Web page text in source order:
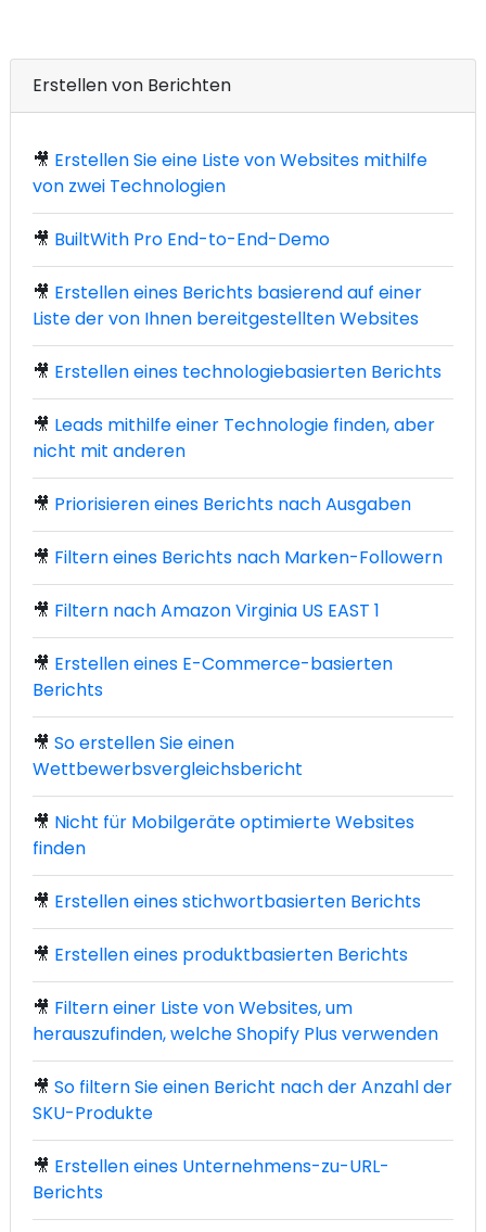
Erstellen von Berichten
🎥 Erstellen Sie eine Liste von Websites mithilfe
von zwei Technologien
🎥 BuiltWith Pro End-to-End-Demo
🎥 Erstellen eines Berichts basierend auf einer
Liste der von Ihnen bereitgestellten Websites
🎥 Erstellen eines technologiebasierten Berichts
🎥 Leads mithilfe einer Technologie finden, aber
nicht mit anderen
🎥 Priorisieren eines Berichts nach Ausgaben
🎥 Filtern eines Berichts nach Marken-Followern
🎥 Filtern nach Amazon Virginia US EAST 1
🎥 Erstellen eines E-Commerce-basierten
Berichts
🎥 So erstellen Sie einen
Wettbewerbsvergleichsbericht
🎥 Nicht für Mobilgeräte optimierte Websites
finden
🎥 Erstellen eines stichwortbasierten Berichts
🎥 Erstellen eines produktbasierten Berichts
🎥 Filtern einer Liste von Websites, um
herauszufinden, welche Shopify Plus verwenden
🎥 So filtern Sie einen Bericht nach der Anzahl der
SKU-Produkte
🎥 Erstellen eines Unternehmens-zu-URL-
Berichts